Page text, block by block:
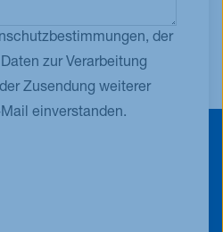
der
zur Verarbeitung
Zusendung weiterer
einverstanden.